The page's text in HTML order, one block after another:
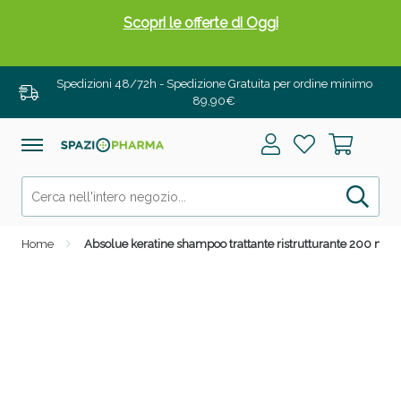
Spedizioni 48/72h - Spedizione Gratuita per ordine minimo
89,90€
Home Absolue keratine shampoo trattante ristrutturante 200 ml
Scopri le offerte di Oggi